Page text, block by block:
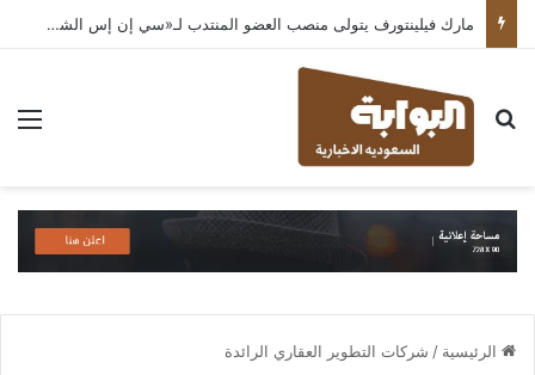
مارك فيلينتورف يتولى منصب العضو المنتدب لـ«سي إن إس الشرق الأوسط» ويشرف على شركات قطاع التكنولوجيا ضمن مجموعة غباش
بحث عن
الرئيسية / شركات التطوير العقاري الرائدة